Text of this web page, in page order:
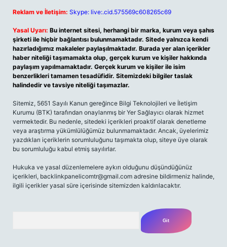
Reklam ve İletişim: Skype: live:.cid.575569c608265c69
Yasal Uyarı: Bu internet sitesi, herhangi bir marka, kurum veya şahıs
şirketi ile hiçbir bağlantısı bulunmamaktadır. Sitede yalnızca kendi
hazırladığımız makaleler paylaşılmaktadır. Burada yer alan içerikler
haber niteliği taşımamakta olup, gerçek kurum ve kişiler hakkında
paylaşım yapılmamaktadır. Gerçek kurum ve kişiler ile isim
benzerlikleri tamamen tesadüfidir. Sitemizdeki bilgiler taslak
halindedir ve tavsiye niteliği taşımazlar.
Sitemiz, 5651 Sayılı Kanun gereğince Bilgi Teknolojileri ve İletişim
Kurumu (BTK) tarafından onaylanmış bir Yer Sağlayıcı olarak hizmet
vermektedir. Bu nedenle, sitedeki içerikleri proaktif olarak denetleme
veya araştırma yükümlülüğümüz bulunmamaktadır. Ancak, üyelerimiz
yazdıkları içeriklerin sorumluluğunu taşımakta olup, siteye üye olarak
bu sorumluluğu kabul etmiş sayılırlar.
Hukuka ve yasal düzenlemelere aykırı olduğunu düşündüğünüz
içerikleri, backlinkpanelicomtr@gmail.com adresine bildirmeniz halinde,
ilgili içerikler yasal süre içerisinde sitemizden kaldırılacaktır.